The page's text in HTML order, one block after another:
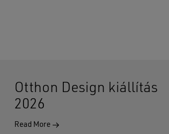
Otthon Design kiállítás
2026
Read More